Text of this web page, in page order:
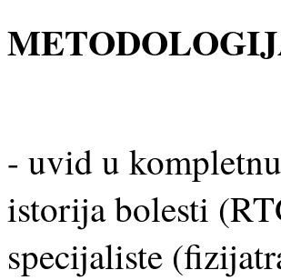
- uvid u
istorija bolesti
specijaliste